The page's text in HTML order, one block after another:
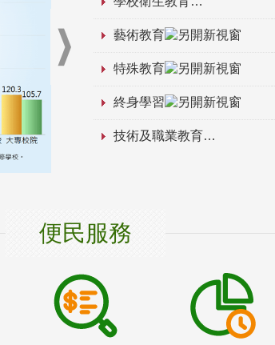
藝術教育
特殊教育
終身學習
技術及職業教育
便民服務